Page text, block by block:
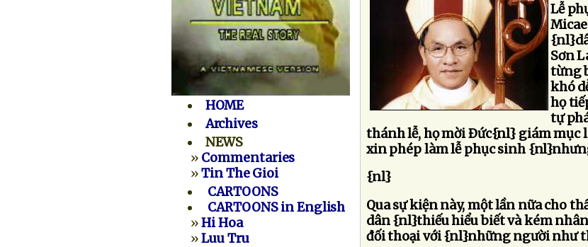
HOME
Archives
NEWS
» Commentaries
»Tin The Gioi
CARTOONS
CARTOONS in English
»Hi Hoa
»Luu Tru
Lễ
Sơn
từng
khó
họ
tự
thánh lễ, họ mời Ðức{nl} giám mục
xin phép làm lễ phục sinh
{nl}
Qua sự kiện này, một lần nữa cho
dân {nl}thiếu hiểu biết và kém
đối thoại với {nl}những người như